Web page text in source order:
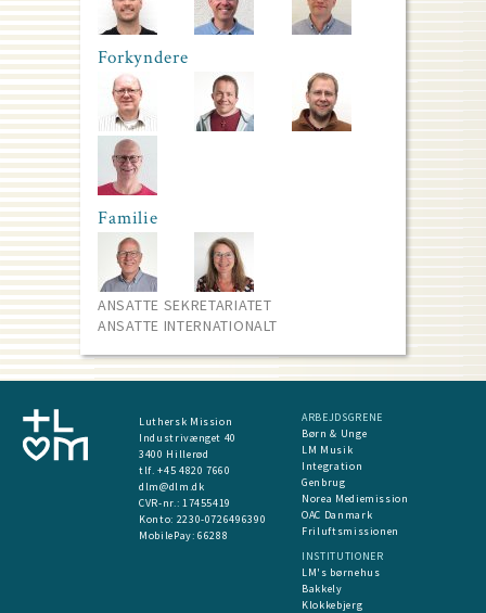
Forkyndere
Familie
ANSATTE SEKRETARIATET
ANSATTE INTERNATIONALT
Luthersk Mission
Industrivænget 40
3400 Hillerød
tlf. +45 4820 7660
dlm@dlm.dk
CVR-nr.: 17455419
​Konto: 2230-0726496390
MobilePay:66288
ARBEJDSGRENE
Børn & Unge
LM Musik
Integration
Genbrug
Norea Mediemission
OAC Danmark
Friluftsmissionen
INSTITUTIONER
LM's børnehus
Bakkely
Klokkebjerg